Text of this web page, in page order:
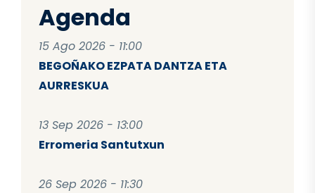
Agenda
15 Ago 2026 - 11:00
BEGOÑAKO EZPATA DANTZA ETA
AURRESKUA
13 Sep 2026 - 13:00
Erromeria Santutxun
26 Sep 2026 - 11:30